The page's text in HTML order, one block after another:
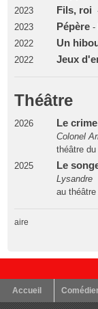
2023
Fils, roi
2023
Pépère-
2022
Un
2022
Jeux
Théâtre
2026 Le
Colonel
théâtre du
2025
Le
Lysandre
au théâtre
aire
Accueil